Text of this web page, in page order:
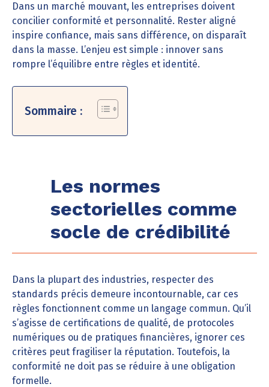
Dans un marché mouvant, les entreprises doivent
concilier conformité et personnalité. Rester aligné
inspire confiance, mais sans différence, on disparaît
dans la masse. L’enjeu est simple : innover sans
rompre l’équilibre entre règles et identité.
Sommaire :
Les normes
sectorielles comme
socle de crédibilité
Dans la plupart des industries, respecter des
standards précis demeure incontournable, car ces
règles fonctionnent comme un langage commun. Qu’il
s’agisse de certifications de qualité, de protocoles
numériques ou de pratiques financières, ignorer ces
critères peut fragiliser la réputation. Toutefois, la
conformité ne doit pas se réduire à une obligation
formelle.